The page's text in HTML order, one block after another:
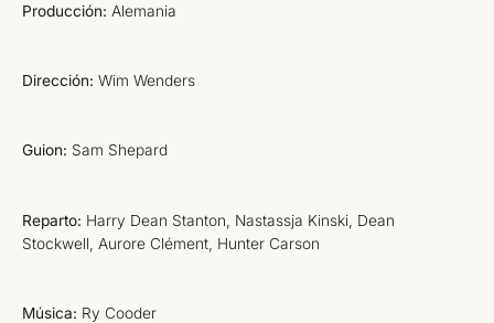
Producción: Alemania
Dirección: Wim Wenders
Guion: Sam Shepard
Reparto: Harry Dean Stanton, Nastassja Kinski, Dean
Stockwell, Aurore Clément, Hunter Carson
Música: Ry Cooder